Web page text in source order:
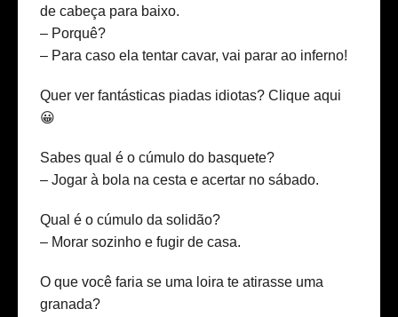
de cabeça para baixo.
– Porquê?
– Para caso ela tentar cavar, vai parar ao inferno!
Quer ver fantásticas piadas idiotas? Clique aqui
😀
Sabes qual é o cúmulo do basquete?
– Jogar à bola na cesta e acertar no sábado.
Qual é o cúmulo da solidão?
– Morar sozinho e fugir de casa.
O que você faria se uma loira te atirasse uma
granada?